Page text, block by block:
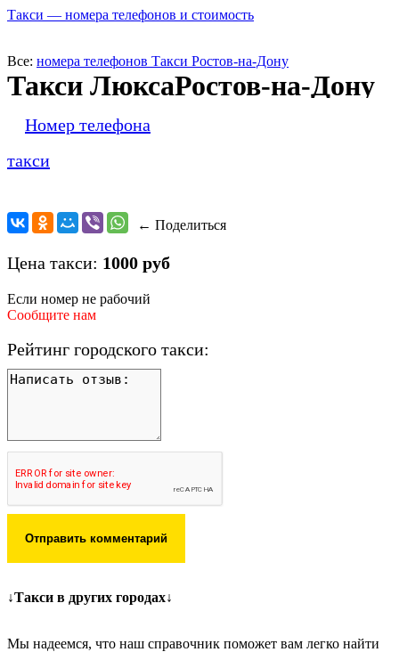
Такси — номера телефонов и стоимость
Все: номера телефонов Такси Ростов-на-Дону
Такси ЛюксаРостов-на-Дону
Номер телефона
такси
← Поделиться
Цена такси: 1000 руб
Если номер не рабочий
Сообщите нам
Рейтинг городского такси:
Отправить комментарий
↓Такси в других городах↓
Мы надеемся, что наш справочник поможет вам легко найти